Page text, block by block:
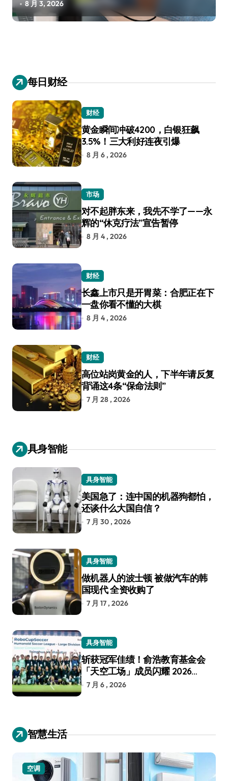
8 月 3, 2026
每日财经
财经
黄金瞬间冲破4200，白银狂飙
3.5%！三大利好连夜引爆
8 月 6 , 2026
市场
对不起胖东来，我先不学了——永
辉的“休克疗法”宣告暂停
8 月 4 , 2026
财经
长鑫上市只是开胃菜：合肥正在下
一盘你看不懂的大棋
8 月 4 , 2026
财经
高位站岗黄金的人，下半年请反复
背诵这4条“保命法则”
7 月 28 , 2026
具身智能
具身智能
美国急了：连中国的机器狗都怕，
还谈什么大国自信？
7 月 30 , 2026
具身智能
做机器人的波士顿 被做汽车的韩
国现代 全资收购了
7 月 17 , 2026
具身智能
斩获冠军佳绩！俞浩教育基金会
「天空工场」成员闪耀 2026
RoboCup 机器人世界杯
7 月 6 , 2026
智慧生活
空调